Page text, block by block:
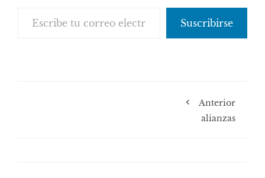
Suscribirse
Anterior
alianzas